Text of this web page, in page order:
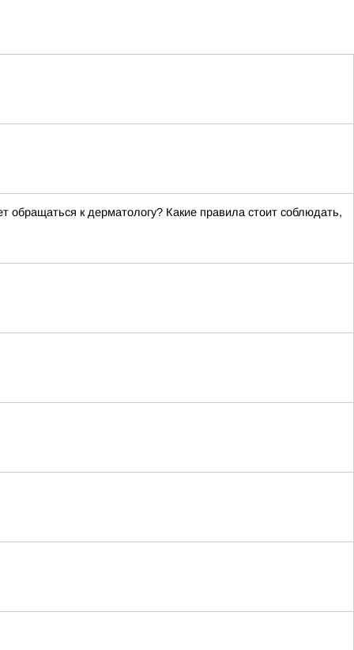
обращаться к дерматологу? Какие правила стоит соблюдать,